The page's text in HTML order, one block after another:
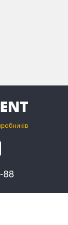
88